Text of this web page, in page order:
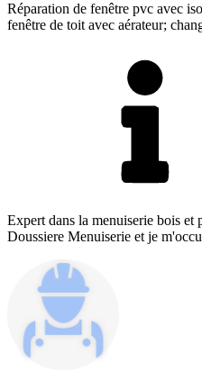
Réparation de fenêtre pvc avec
fenêtre de toit avec aérateur;
Expert dans la menuiserie bois et
Doussiere Menuiserie et je